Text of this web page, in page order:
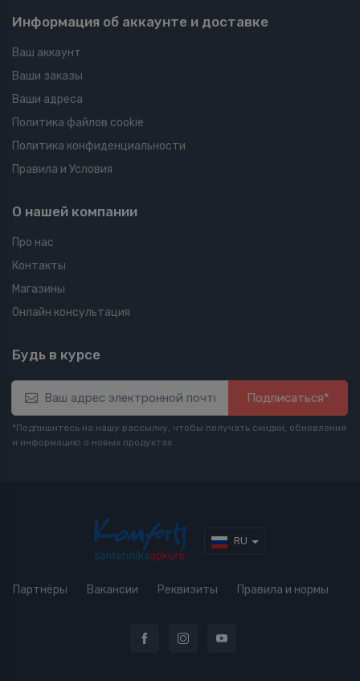
Информация об аккаунте и доставке
Ваш аккаунт
Ваши заказы
Ваши адреса
Политика файлов cookie
Политика конфиденциальности
Правила и Условия
О нашей компании
Про нас
Контакты
Магазины
Онлайн консультация
Будь в курсе
Подписаться*
*Подпишитесь на нашу рассылку, чтобы получать скидки, обновления
и информацию о новых продуктах
RU
Партнёры Вакансии Реквизиты Правила и нормы